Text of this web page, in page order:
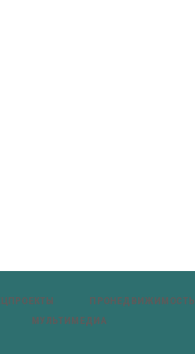
ПРОНЕДВИЖИМОСТЬ
МУЛЬТИМЕДИА